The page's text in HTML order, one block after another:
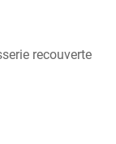
recouverte